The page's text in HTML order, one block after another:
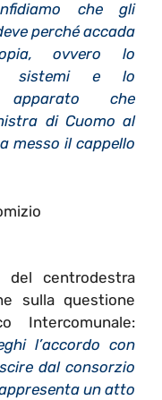
che gli
perché accada
ovvero lo
sistemi e lo
che
di Cuomo al
messo il cappello
del centrodestra
sulla questione
Intercomunale:
l’accordo con
dal consorzio
un atto